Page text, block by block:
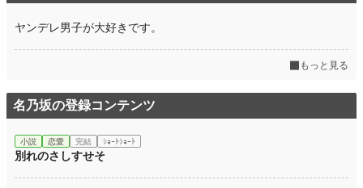
年間ポイント 3,059 pt (57,140 位)
ヤンデレ男子が大好きです。
もっと見る
名乃坂の登録コンテンツ
小説 恋愛 完結 ｼｮｰﾄｼｮｰﾄ
別れのさしすせそ